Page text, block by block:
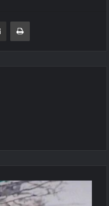
E-Posta ile paylaş Yazdır